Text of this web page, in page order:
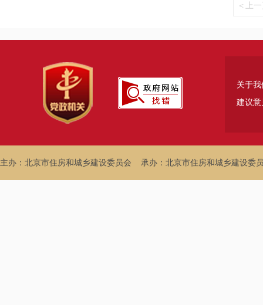
＜上
关于我
建议意
主办：北京市住房和城乡建设委员会 承办：北京市住房和城乡建设委